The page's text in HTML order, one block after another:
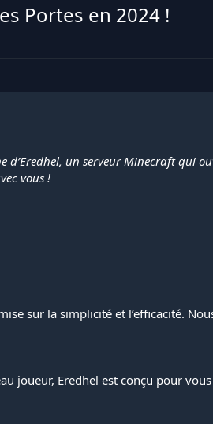
Portes en 2024 !
d’Eredhel, un serveur Minecraft qui
vous !
sur la simplicité et l’efficacité.
joueur, Eredhel est conçu pour